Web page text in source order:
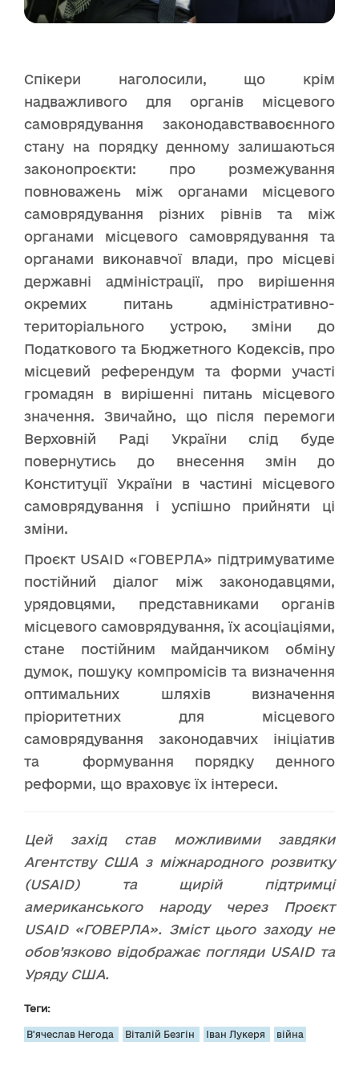
Спікери наголосили, що крім
надважливого для органів місцевого
самоврядування законодавствавоєнного
стану на порядку денному залишаються
законопроєкти: про розмежування
повноважень між органами місцевого
самоврядування різних рівнів та між
органами місцевого самоврядування та
органами виконавчої влади, про місцеві
державні адміністрації, про вирішення
окремих питань адміністративно-
територіального устрою, зміни до
Податкового та Бюджетного Кодексів, про
місцевий референдум та форми участі
громадян в вирішенні питань місцевого
значення. Звичайно, що після перемоги
Верховній Раді України слід буде
повернутись до внесення змін до
Конституції України в частині місцевого
самоврядування і успішно прийняти ці
зміни.
Проєкт USAID «ГОВЕРЛА» підтримуватиме
постійний діалог між законодавцями,
урядовцями, представниками органів
місцевого самоврядування, їх асоціаціями,
стане постійним майданчиком обміну
думок, пошуку компромісів та визначення
оптимальних шляхів визначення
пріоритетних для місцевого
самоврядування законодавчих ініціатив
та формування порядку денного
реформи, що враховує їх інтереси.
Цей захід став можливими завдяки
Агентству США з міжнародного розвитку
(USAID) та щирій підтримці
американського народу через Проєкт
USAID «ГОВЕРЛА». Зміст цього заходу не
обов’язково відображає погляди USAID та
Уряду США.
Теги:
В'ячеслав Негода Віталій Безгін Іван Лукеря війна